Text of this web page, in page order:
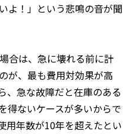
よ！」という悲鳴の音が聞
合は、急に壊れる前に計
が、最も費用対効果が高
、急な故障だと在庫のある
得ないケースが多いからで
用年数が10年を超えたとい